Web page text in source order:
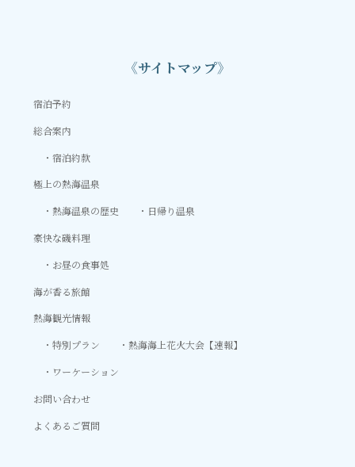
《サイトマップ》
宿泊予約
総合案内
宿泊約款
極上の熱海温泉
熱海温泉の歴史
日帰り温泉
豪快な磯料理
お昼の食事処
海が香る旅館
熱海観光情報
特別プラン
熱海海上花火大会【速報】
ワーケーション
お問い合わせ
よくあるご質問